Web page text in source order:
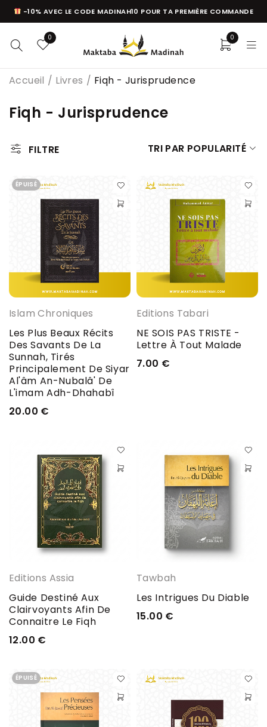
-10% AVEC LE CODE MADINAH10 POUR TA PREMIÈRE COMMANDE
0 0
Fiqh - Jurisprudence
Accueil / Livres / Fiqh - Jurisprudence
FILTRE TRI PAR POPULARITÉ
ÉPUISÉ
Islam Chroniques
Les Plus Beaux Récits
Des Savants De La
Sunnah, Tirés
Principalement De Siyar
Al'âm An-Nubalâ' De
L'imam Adh-Dhahabî
20.00 €
Editions Tabari
NE SOIS PAS TRISTE -
Lettre À Tout Malade
7.00 €
Editions Assia
Guide Destiné Aux
Clairvoyants Afin De
Connaitre Le Fiqh
12.00 €
Tawbah
Les Intrigues Du Diable
15.00 €
ÉPUISÉ